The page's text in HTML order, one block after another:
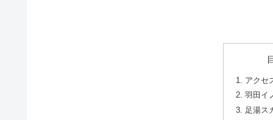
アクセ
羽田イ
足湯ス